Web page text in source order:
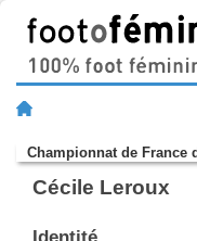
Championnat de France
Cécile Leroux